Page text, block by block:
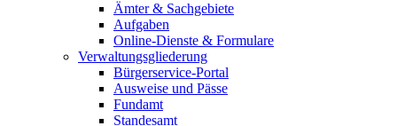
Ämter & Sachgebiete
Aufgaben
Online-Dienste & Formulare
Verwaltungsgliederung
Bürgerservice-Portal
Ausweise und Pässe
Fundamt
Standesamt